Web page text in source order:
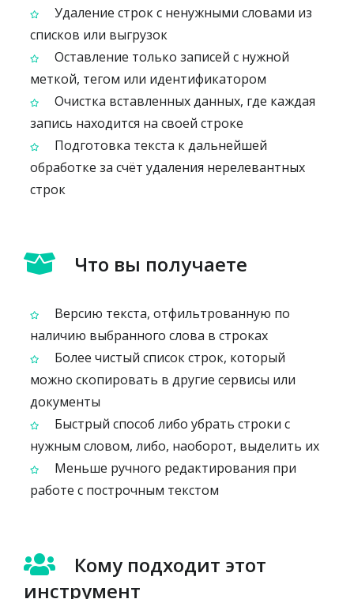
Удаление строк с ненужными словами из
списков или выгрузок
Оставление только записей с нужной
меткой, тегом или идентификатором
Очистка вставленных данных, где каждая
запись находится на своей строке
Подготовка текста к дальнейшей
обработке за счёт удаления нерелевантных
строк
Что вы получаете
Версию текста, отфильтрованную по
наличию выбранного слова в строках
Более чистый список строк, который
можно скопировать в другие сервисы или
документы
Быстрый способ либо убрать строки с
нужным словом, либо, наоборот, выделить их
Меньше ручного редактирования при
работе с построчным текстом
Кому подходит этот
инструмент